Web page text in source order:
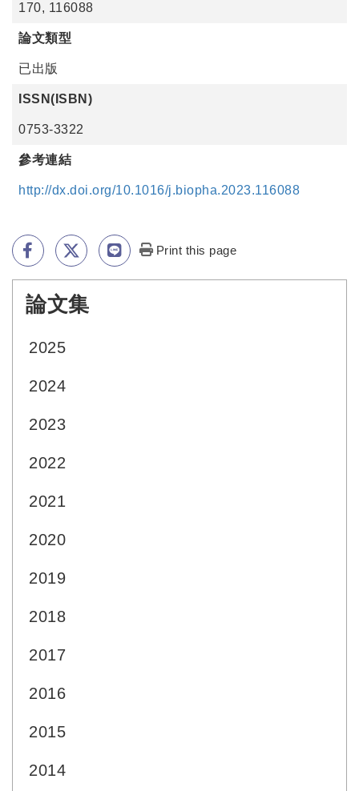
170, 116088
論文類型
已出版
ISSN(ISBN)
0753-3322
參考連結
http://dx.doi.org/10.1016/j.biopha.2023.116088
Print this page
論文集
2025
2024
2023
2022
2021
2020
2019
2018
2017
2016
2015
2014